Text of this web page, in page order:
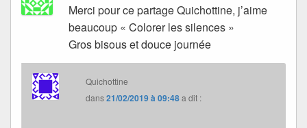
Merci pour ce partage Quichottine, j’aime
beaucoup « Colorer les silences »
Gros bisous et douce journée
Quichottine
dans21/02/2019 à 09:48a dit :